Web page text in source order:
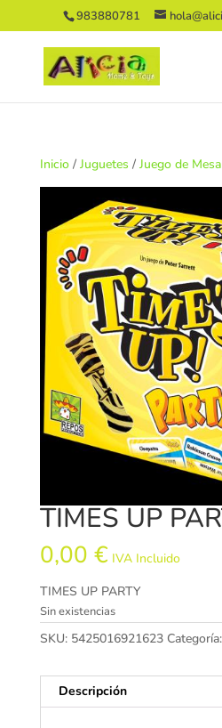
983880781
Inicio/ Juguetes / Juego de Mesa
TIMES UP
0,00 € IVA Incluido
TIMES UP PARTY
Sin existencias
SKU: 5425016921623 Categoría:
Descripción